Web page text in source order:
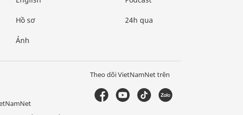
Hồ sơ
Ảnh
24h qua
Theo dõi VietNamNet trên